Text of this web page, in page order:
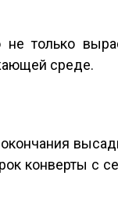
не только
среде.
конверты с